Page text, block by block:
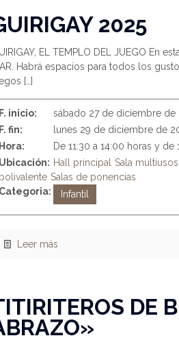
2025
EL TEMPLO DEL JUEGO En
Habrá espacios para todos los
[…]
inicio:
sábado 27 de diciembre de
fin:
lunes 29 de diciembre de
De 11:30 a 14:00 horas y
Hall principal Sala multiusos
Salas de ponencias
Infantil
Leer más
DE